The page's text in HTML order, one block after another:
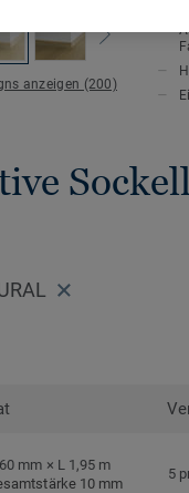
anzeigen (200)
mm × L 1,95 m
10 mm
5